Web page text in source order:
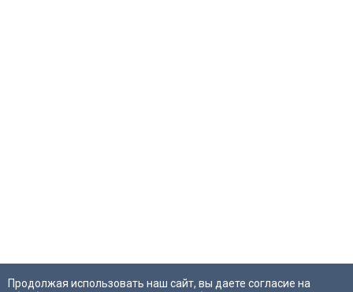
Продолжая использовать наш сайт, вы даете согласие на